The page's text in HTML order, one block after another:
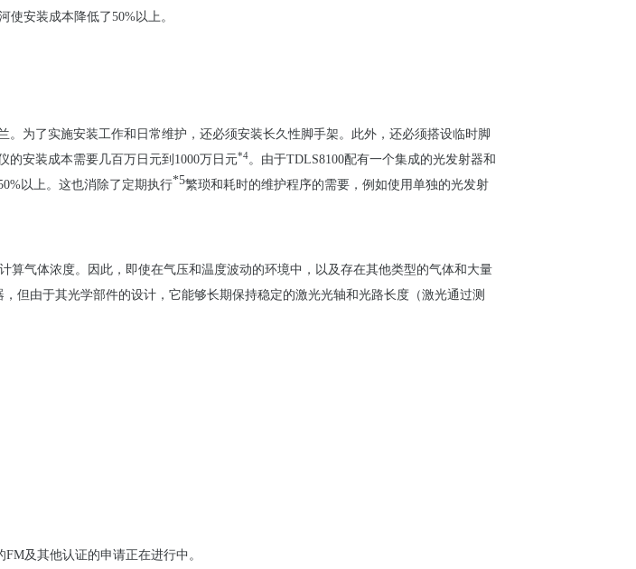
安装成本降低了50%以上。
。为了实施安装工作和日常维护 ，还必须安装长久性脚手架。 此外，还必须搭设临时脚
的安装成本需要几百万日元到 1000万日元*4。由于TDLS8100配有一个集成的光发射器和
以上。 这也消除了定期执行*5繁琐和耗时的维护程序的需要， 例如使用单独的光发射
算气体浓度。因此，即使在气压和温度波动的环境中，以及存在其他类型的气体和大量
，但由于其光学部件的设计，它能够长期保持稳定的激光光轴和光路长度（激光通过测
FM及其他认证的申请正在进行中。